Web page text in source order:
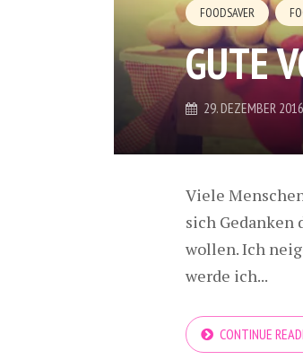
FOODSAVER
GUTE
29. DEZEMBER 2016
Viele
sich Gedanken
wollen. Ich
werde ich...
CONTINUE